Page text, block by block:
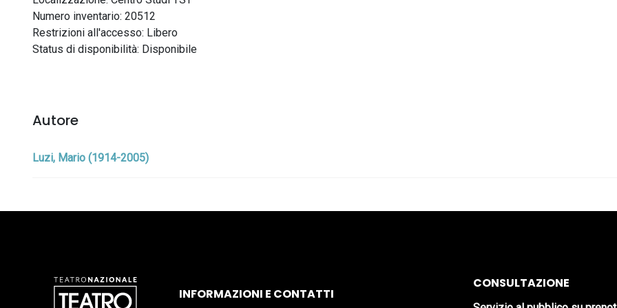
Numero inventario: 20512
Restrizioni all'accesso: Libero
Status di disponibilità: Disponibile
Autore
Luzi, Mario (1914-2005)
INFORMAZIONI E CONTATTI
CONSULTAZIONE